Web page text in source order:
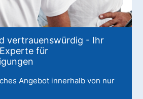
vertrauenswürdig - Ihr
für
Angebot innerhalb von nur